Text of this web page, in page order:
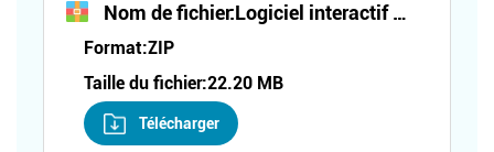
Nom de fichier:Logiciel interactif de réglage de feuille tactile (série ET)
Format:ZIP
Taille du fichier:22.20 MB
Télécharger